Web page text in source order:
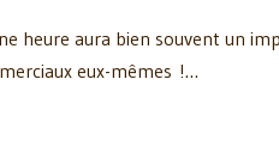
heure aura bien souvent un
eux-mêmes !…